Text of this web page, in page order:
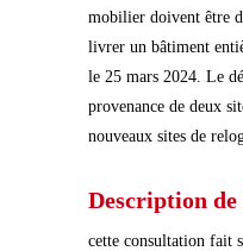
mobilier doivent être
livrer un bâtiment
le 25 mars 2024. Le
provenance de deux
nouveaux sites de
Description de
cette consultation fait